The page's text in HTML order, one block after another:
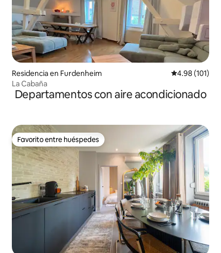
Residencia en Furdenheim Calificación
4.98 (101)
La Cabaña
Departamentos con aire acondicionado
Favorito entre huéspedes
Favorito entre huéspedes